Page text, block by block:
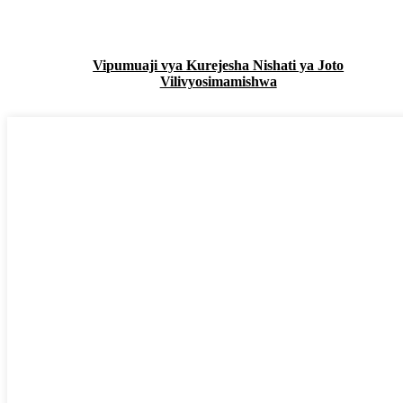
Vipumuaji vya Kurejesha Nishati ya Joto
Vilivyosimamishwa